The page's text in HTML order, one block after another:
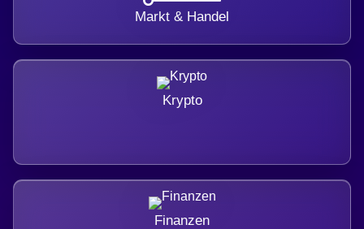
Markt & Handel
Krypto
Finanzen